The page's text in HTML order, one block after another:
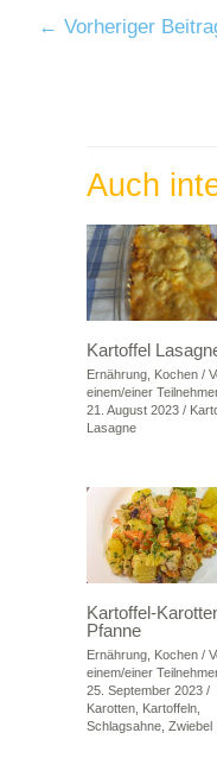
← Vorheriger
Auch
Kartoffel
Ernährung, Kochen/
einem/einer
21. August 2023 /
Lasagne
Kartoffel-
Pfanne
Ernährung, Kochen/
einem/einer
25. September 2023 /
Karotten, Kartoffeln,
Schlagsahne, Zwiebel